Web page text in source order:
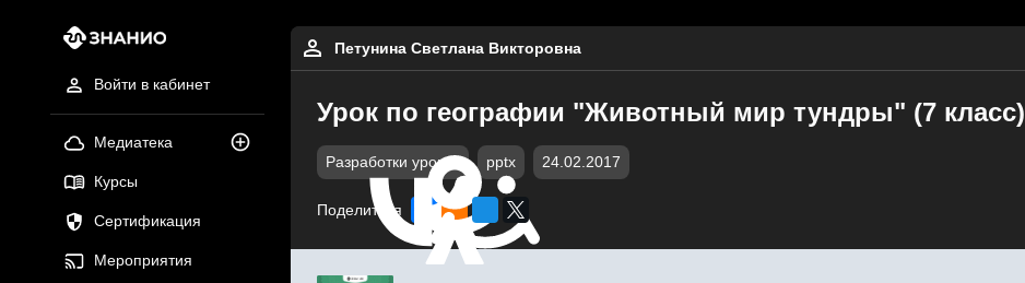
Войти в кабинет
Медиатека
Курсы
Сертификация
Мероприятия
Петунина Светлана Викторовна
Урок по географии "Животный мир тундры" (7 класс)
Разработки уроков pptx 24.02.2017
Поделиться